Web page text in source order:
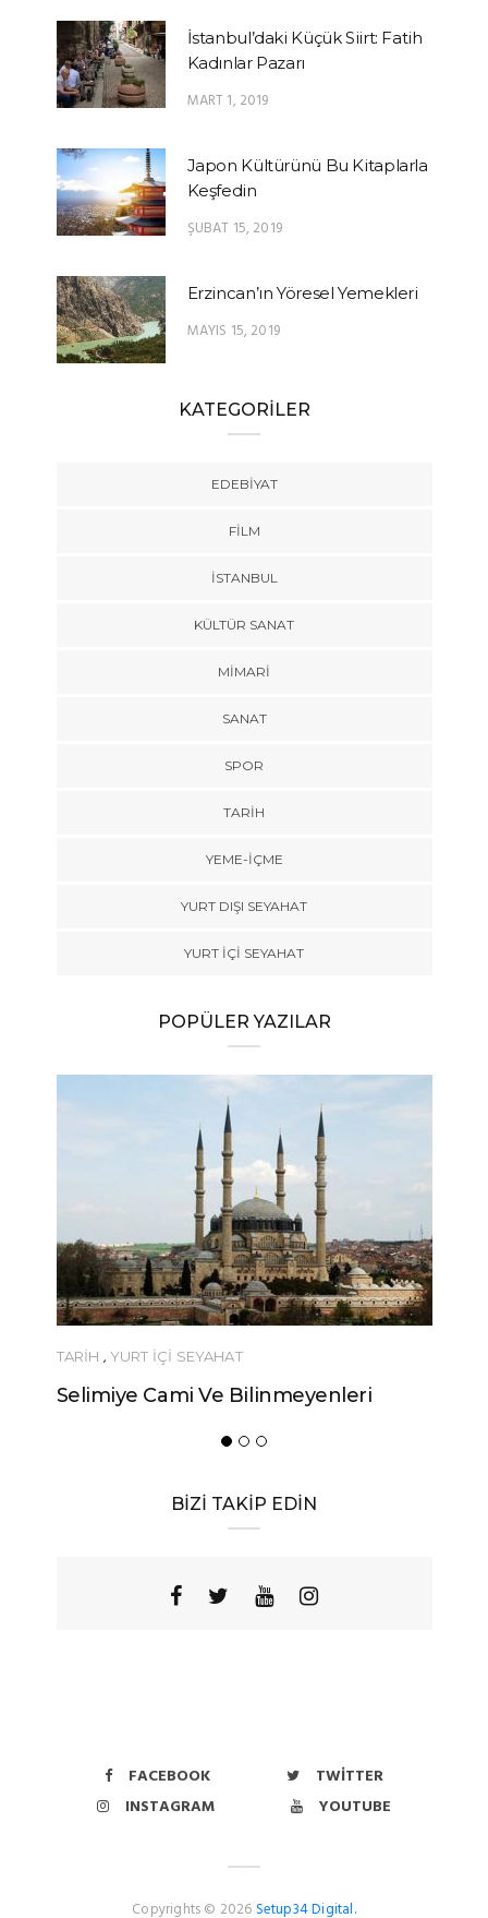
İstanbul’daki Küçük Siirt: Fatih
Kadınlar Pazarı
MART 1, 2019
Japon Kültürünü Bu Kitaplarla
Keşfedin
ŞUBAT 15, 2019
Erzincan’ın Yöresel Yemekleri
MAYIS 15, 2019
KATEGORİLER
EDEBIYAT
FILM
İSTANBUL
KÜLTÜR SANAT
MIMARI
SANAT
SPOR
TARİH
YEME-İÇME
YURT DIŞI SEYAHAT
YURT İÇİ SEYAHAT
POPÜLER YAZILAR
TARİH , YURT İÇİ SEYAHAT
Selimiye Cami Ve Bilinmeyenleri
BİZİ TAKİP EDİN
FACEBOOK
TWITTER
INSTAGRAM
YOUTUBE
Copyrights © 2026 Setup34 Digital.